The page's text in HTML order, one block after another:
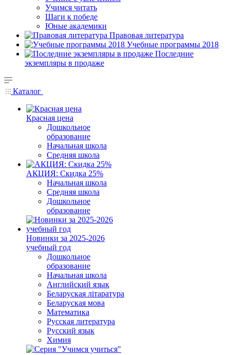
Учимся читать
Шаги к победе
Юные академики
Правовая литература
Учебные программы 2018
Последние
экземпляры в продаже
Каталог
Красная цена
Дошкольное
образование
Начальная школа
Средняя школа
АКЦИЯ: Скидка 25%
Начальная школа
Средняя школа
Дошкольное
образование
Новинки за 2025-2026
учебный год
Дошкольное
образование
Начальная школа
Английский язык
Беларуская літаратура
Беларуская мова
Математика
Русская литература
Русский язык
Химия